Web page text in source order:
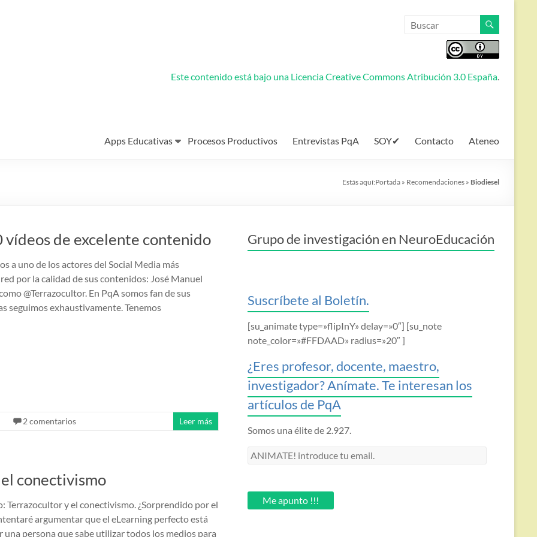
Este contenido está bajo una Licencia Creative Commons Atribución 3.0 España.
Apps Educativas Procesos Productivos Entrevistas PqA SOY✔ Contacto Ateneo
Estás aquí:Portada » Recomendaciones » Biodiesel
vídeos de excelente contenido
a uno de los actores del Social Media más
por la calidad de sus contenidos: José Manuel
@Terrazocultor. En PqA somos fan de sus
seguimos exhaustivamente. Tenemos
2 comentarios Leer más
conectivismo
Terrazocultor y el conectivismo. ¿Sorprendido por el
argumentar que el eLearning perfecto está
persona que sabe utilizar todos los medios para
Grupo de investigación en NeuroEducación
Suscríbete al Boletín.
[su_animate type=»flipInY» delay=»0″] [su_note
note_color=»#FFDAAD» radius=»20″ ]
¿Eres profesor, docente, maestro,
investigador? Anímate. Te interesan los
artículos de PqA
Somos una élite de 2.927.
ANIMATE!
email.Me apunto !!!